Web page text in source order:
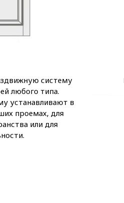
систему
любого типа.
устанавливают в
проемах, для
или для